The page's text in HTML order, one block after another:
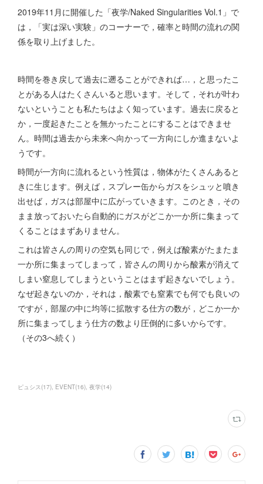
2019年11月に開催した「夜学/Naked Singularities Vol.1」で
は，「実は深い実験」のコーナーで，確率と時間の流れの関
係を取り上げました。
時間を巻き戻して過去に遡ることができれば…，と思ったこ
とがある人はたくさんいると思います。そして，それが叶わ
ないということも私たちはよく知っています。過去に戻ると
か，一度起きたことを無かったことにすることはできませ
ん。時間は過去から未来へ向かって一方向にしか進まないよ
うです。
時間が一方向に流れるという性質は，物体がたくさんあると
きに生じます。例えば，スプレー缶からガスをシュッと噴き
出せば，ガスは部屋中に広がっていきます。このとき，その
まま放っておいたら自動的にガスがどこか一か所に集まって
くることはまずありません。
これは皆さんの周りの空気も同じで，例えば酸素がたまたま
一か所に集まってしまって，皆さんの周りから酸素が消えて
しまい窒息してしまうということはまず起きないでしょう。
なぜ起きないのか，それは，酸素でも窒素でも何でも良いの
ですが，部屋の中に均等に拡散する仕方の数が，どこか一か
所に集まってしまう仕方の数より圧倒的に多いからです。
（その3へ続く）
ピュシス(17) EVENT(16) 夜学(14)